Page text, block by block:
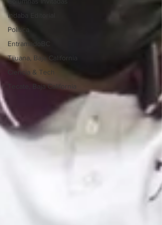
Indaba Editorial
Política
EntramadoBC
Tijuana, Baja California
Ciencia & Tech
Tecate, Baja California